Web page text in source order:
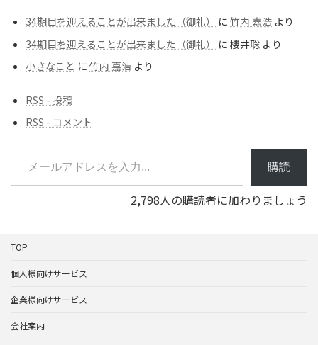
34期目を迎えることが出来ました（御礼） に 竹内 嘉浩 より
34期目を迎えることが出来ました（御礼）
に 櫻井聡 より
小さなこと に 竹内 嘉浩 より
RSS - 投稿
RSS - コメント
メールアドレスを入力...
購読
2,798人の購読者に加わりましょう
TOP
個人様向けサービス
企業様向けサービス
会社案内